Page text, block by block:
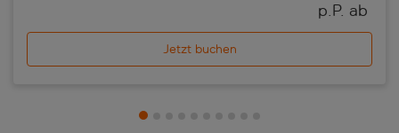
p.P. ab
Jetzt buchen